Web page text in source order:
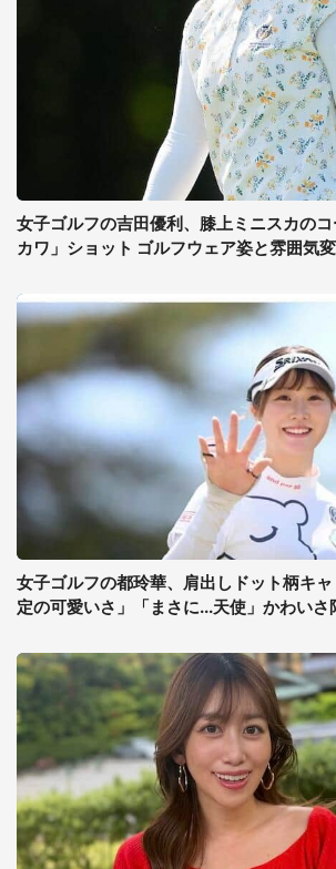
女子ゴルフの吉田優利、膝上ミニスカの
カワ」ショット ゴルフウェア姿と雰囲気
女子ゴルフの都玲華、肩出しドット柄キ
定の可愛いさ」「まさに...天使」かわいさ